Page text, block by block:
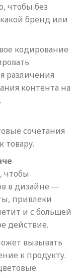
чтобы без
бренд или
кодирование
различения
контента на
сочетания
товару.
чтобы
в дизайне ―
привлеки
и с большей
действие.
вызывать
к продукту.